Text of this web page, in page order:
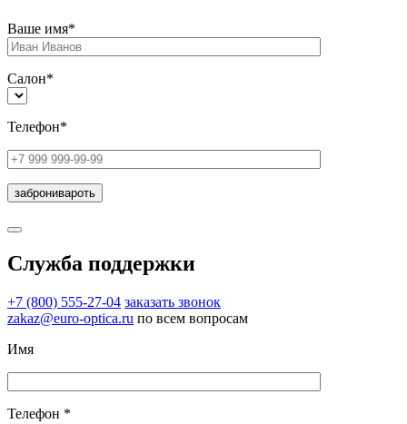
Ваше имя*
Салон*
Телефон*
Служба поддержки
+7 (800) 555-27-04 заказать звонок
zakaz@euro-optica.ru по всем вопросам
Имя
Телефон *